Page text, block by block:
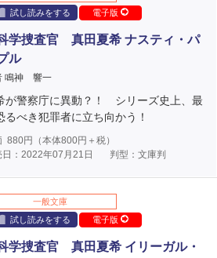
試し読みをする
電子版
学捜査官 真田夏希 ナスティ・パ
ル
鳴神 響一
が警察庁に異動？！ シリーズ史上、最
るべき犯罪者に立ち向かう！
880円（本体800円＋税）
日：2022年07月21日
判型：文庫判
一般文庫
試し読みをする
電子版
学捜査官 真田夏希 イリーガル・